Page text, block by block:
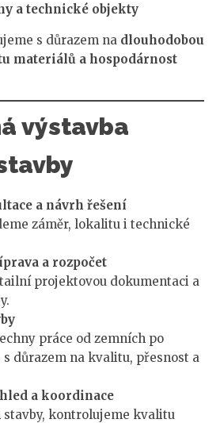
a technické objekty
s důrazem na dlouhodobou
materiálů a hospodárnost
výstavba
a návrh řešení
záměr, lokalitu i technické
a rozpočet
projektovou dokumentaci a
práce od zemních po
důrazem na kvalitu, přesnost a
a koordinace
stavby, kontrolujeme kvalitu